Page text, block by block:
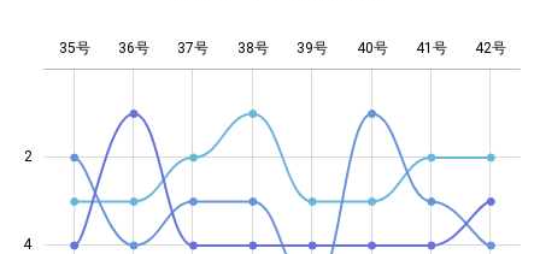
2
4
35号 36号 37号 38号 39号 40号 41号 42号